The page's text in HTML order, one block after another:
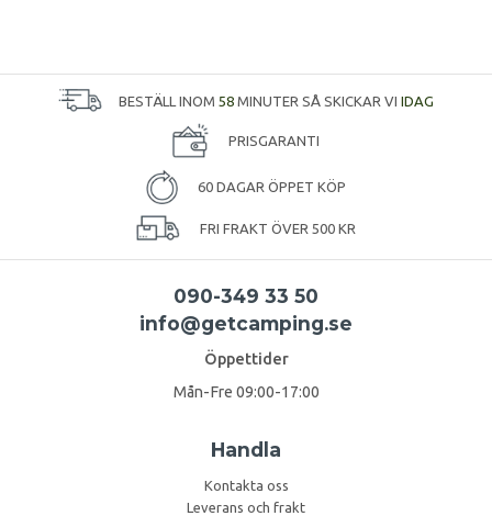
BESTÄLL INOM 58 MINUTER SÅ SKICKAR VI IDAG
PRISGARANTI
60 DAGAR ÖPPET KÖP
FRI FRAKT ÖVER 500 KR
090-349 33 50
info@getcamping.se
Öppettider
Mån-Fre 09:00-17:00
Handla
Kontakta oss
Leverans och frakt